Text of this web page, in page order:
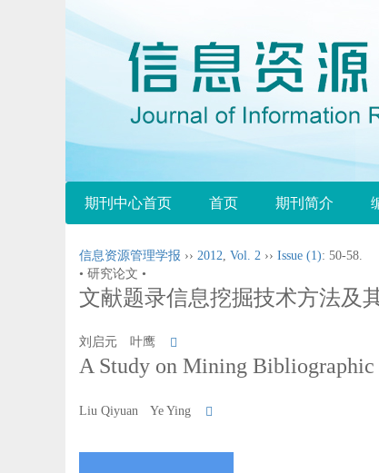
期刊中心首页 首页 期刊简介
信息资源管理学报 ›› 2012, Vol. 2 ›› Issue (1): 50-58.
• 研究论文 •
文献题录信息挖掘技术方法及
刘启元 叶鹰
A Study on Mining Bibliographic
Liu Qiyuan Ye Ying